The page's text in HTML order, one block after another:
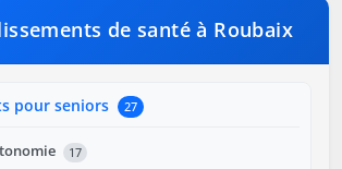
de santé à Roubaix
pour seniors 27
17